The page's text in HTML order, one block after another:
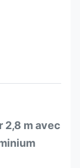
2,8 m avec